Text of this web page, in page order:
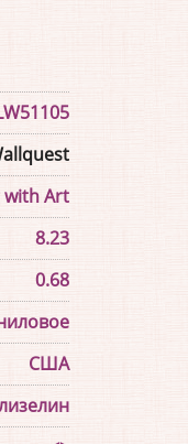
with Art
8.23
0.68
США